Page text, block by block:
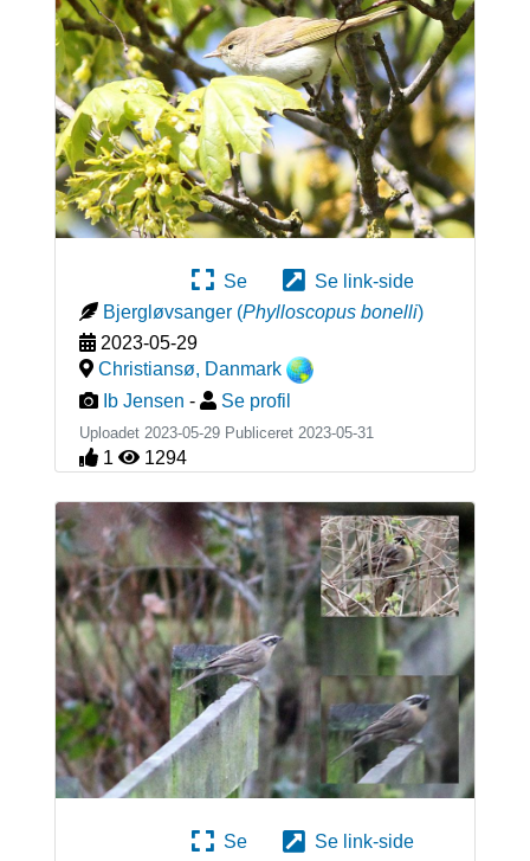
Se
Se link-side
Bjergløvsanger (Phylloscopus bonelli)
2023-05-29
Christiansø, Danmark
Ib Jensen - Se profil
Uploadet 2023-05-29 Publiceret 2023-05-31
1 1294
Se
Se link-side